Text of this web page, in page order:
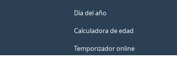
Día del año
Calculadora de edad
Temporizador online